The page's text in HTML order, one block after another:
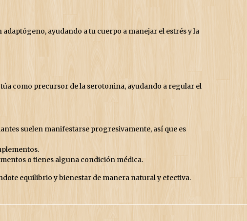
ayudando a tu cuerpo a manejar el estrés y la
como precursor de la serotonina, ayudando a regular el
suelen manifestarse progresivamente, así que es
o tienes alguna condición médica.
equilibrio y bienestar de manera natural y efectiva.